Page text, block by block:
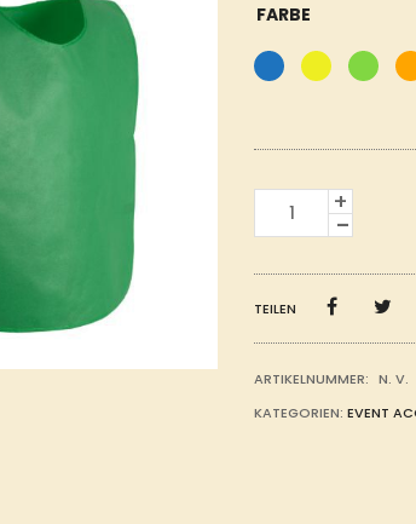
FARBE
SPORTWESTE
MENGE
TEILEN
ARTIKELNUMMER: N. V.
KATEGORIEN: EVENT